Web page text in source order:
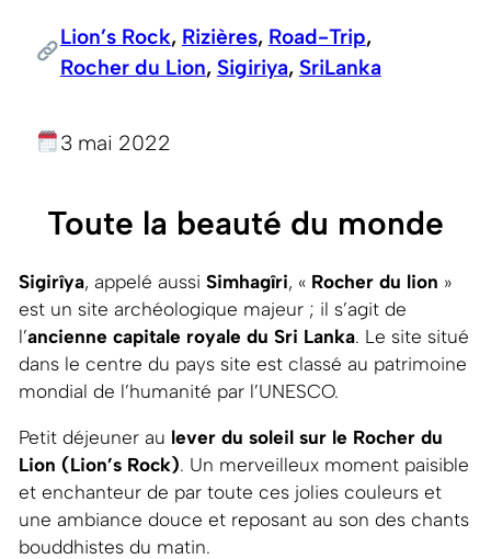
Lion’s Rock, Rizières, Road-Trip ,
Rocher du Lion, Sigiriya, SriLanka
3 mai 2022
Toute la beauté du monde
Sigirîya, appelé aussi Simhagîri, « Rocher du lion »
est un site archéologique majeur ; il s’agit de
l’ancienne capitale royale du Sri Lanka. Le site situé
dans le centre du pays site est classé au patrimoine
mondial de l’humanité par l’UNESCO.
Petit déjeuner au lever du soleil sur le Rocher du
Lion (Lion’s Rock). Un merveilleux moment paisible
et enchanteur de par toute ces jolies couleurs et
une ambiance douce et reposant au son des chants
bouddhistes du matin.